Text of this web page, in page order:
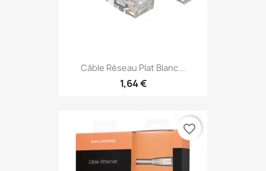
Câble Réseau Plat Blanc...
1,64 €
favorite_border